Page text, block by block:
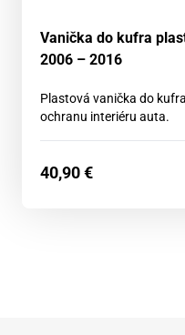
Vanička do kufra
2006 – 2016
Plastová vanička do
ochranu interiéru auta.
40,90€